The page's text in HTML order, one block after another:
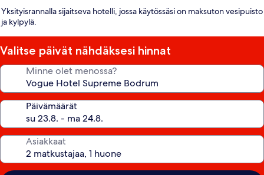
tähden
majoituspaikka
Yksityisrannalla sijaitseva hotelli, jossa käytössäsi on maksuton vesipuisto
ja kylpylä.
Valitse päivät nähdäksesi hinnat
Minne olet menossa?
Päivämäärät
Asiakkaat